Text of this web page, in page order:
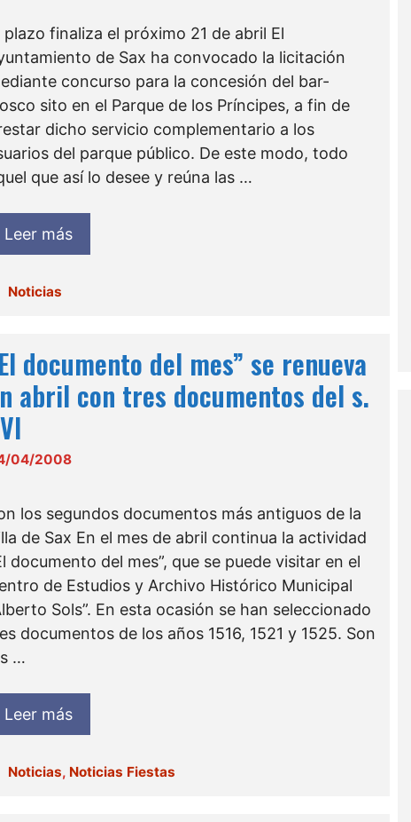
plazo finaliza el próximo 21 de abril El
de Sax ha convocado la licitación
concurso para la concesión del bar-
sito en el Parque de los Príncipes, a fin de
dicho servicio complementario a los
del parque público. De este modo, todo
que así lo desee y reúna las …
Leer más
Categorías
Noticias
documento del mes” se renueva
abril con tres documentos del s.
04/2008
los segundos documentos más antiguos de la
de Sax En el mes de abril continua la actividad
documento del mes”, que se puede visitar en el
de Estudios y Archivo Histórico Municipal
Sols”. En esta ocasión se han seleccionado
documentos de los años 1516, 1521 y 1525. Son
…
Leer más
Categorías
Noticias, Noticias Fiestas